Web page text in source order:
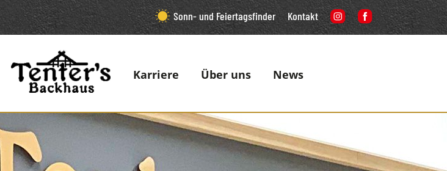
Sonn- und Feiertagsfinder Kontakt
Karriere Über uns News